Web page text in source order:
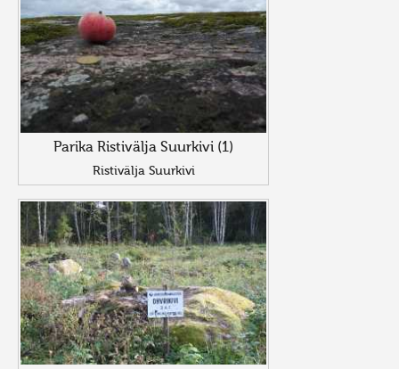
Parika Ristivälja Suurkivi (1)
Ristivälja Suurkivi